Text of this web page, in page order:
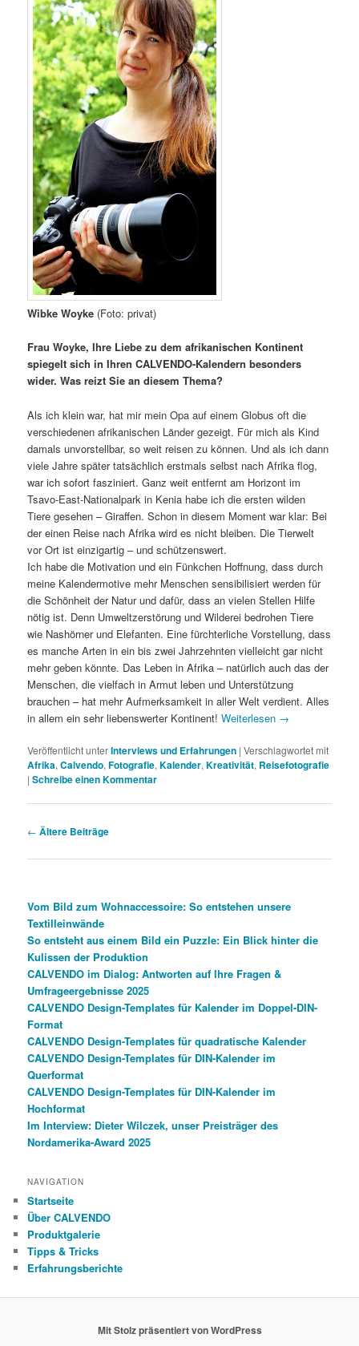
Wibke Woyke (Foto: privat)
Frau Woyke, Ihre Liebe zu dem afrikanischen Kontinent
spiegelt sich in Ihren CALVENDO-Kalendern besonders
wider. Was reizt Sie an diesem Thema?
Als ich klein war, hat mir mein Opa auf einem Globus oft die
verschiedenen afrikanischen Länder gezeigt. Für mich als Kind
damals unvorstellbar, so weit reisen zu können. Und als ich dann
viele Jahre später tatsächlich erstmals selbst nach Afrika flog,
war ich sofort fasziniert. Ganz weit entfernt am Horizont im
Tsavo-East-Nationalpark in Kenia habe ich die ersten wilden
Tiere gesehen – Giraffen. Schon in diesem Moment war klar: Bei
der einen Reise nach Afrika wird es nicht bleiben. Die Tierwelt
vor Ort ist einzigartig – und schützenswert.
Ich habe die Motivation und ein Fünkchen Hoffnung, dass durch
meine Kalendermotive mehr Menschen sensibilisiert werden für
die Schönheit der Natur und dafür, dass an vielen Stellen Hilfe
nötig ist. Denn Umweltzerstörung und Wilderei bedrohen Tiere
wie Nashörner und Elefanten. Eine fürchterliche Vorstellung, dass
es manche Arten in ein bis zwei Jahrzehnten vielleicht gar nicht
mehr geben könnte. Das Leben in Afrika – natürlich auch das der
Menschen, die vielfach in Armut leben und Unterstützung
brauchen – hat mehr Aufmerksamkeit in aller Welt verdient. Alles
in allem ein sehr liebenswerter Kontinent!Weiterlesen →
Veröffentlicht unterInterviews und Erfahrungen |Verschlagwortet mit
Afrika,Calvendo,Fotografie,Kalender,Kreativität, Reisefotografie
|Schreibe einen Kommentar
Beitragsnavigation
← Ältere Beiträge
Vom Bild zum Wohnaccessoire: So entstehen unsere
Textilleinwände
So entsteht aus einem Bild ein Puzzle: Ein Blick hinter die
Kulissen der Produktion
CALVENDO im Dialog: Antworten auf Ihre Fragen &
Umfrageergebnisse 2025
CALVENDO Design-Templates für Kalender im Doppel-DIN-
Format
CALVENDO Design-Templates für quadratische Kalender
CALVENDO Design-Templates für DIN-Kalender im
Querformat
CALVENDO Design-Templates für DIN-Kalender im
Hochformat
Im Interview: Dieter Wilczek, unser Preisträger des
Nordamerika-Award 2025
NAVIGATION
Startseite
Über CALVENDO
Produktgalerie
Tipps & Tricks
Erfahrungsberichte
Mit Stolz präsentiert von WordPress